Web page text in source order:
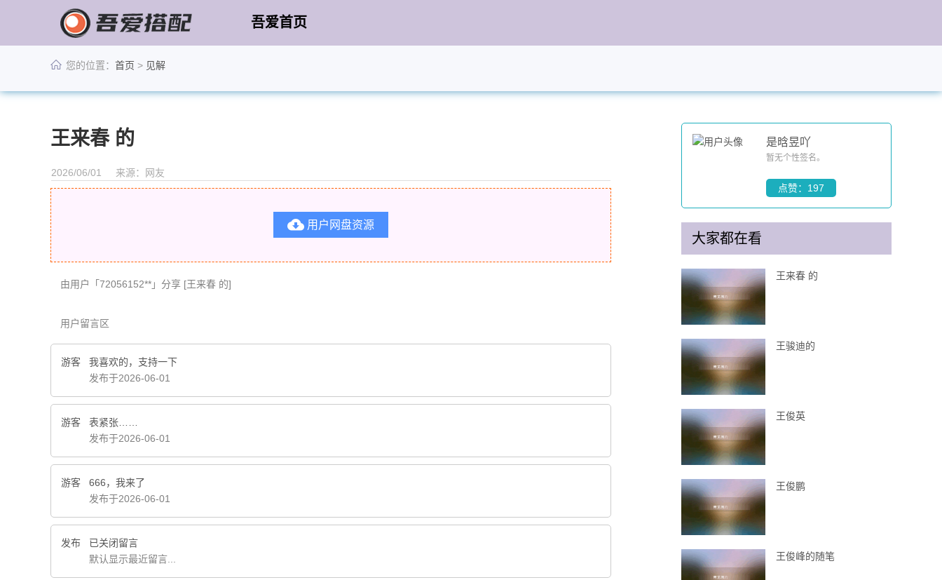
吾爱首页
您的位置： 首页 > 见解
王来春 的
2026/06/01 来源：网友
 用户网盘资源
由用户「72056152**」分享 [王来春 的]
用户留言区
游客
我喜欢的，支持一下
发布于2026-06-01
游客
表紧张……
发布于2026-06-01
游客
666，我来了
发布于2026-06-01
发布
已关闭留言
默认显示最近留言...
是晗昱吖
暂无个性签名。
点赞：197
大家都在看
王来春 的
王骏迪的
王俊英
王俊鹏
王俊峰的随笔